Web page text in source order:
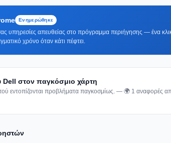
Ενημερώθηκε
υπηρεσίες απευθείας στο πρόγραμμα περιήγησης — ένα κλικ
χρόνο όταν κάτι πέφτει.
Dell στον παγκόσμιο χάρτη
εντοπίζονται προβλήματα παγκοσμίως. — 🌍 1 αναφορές